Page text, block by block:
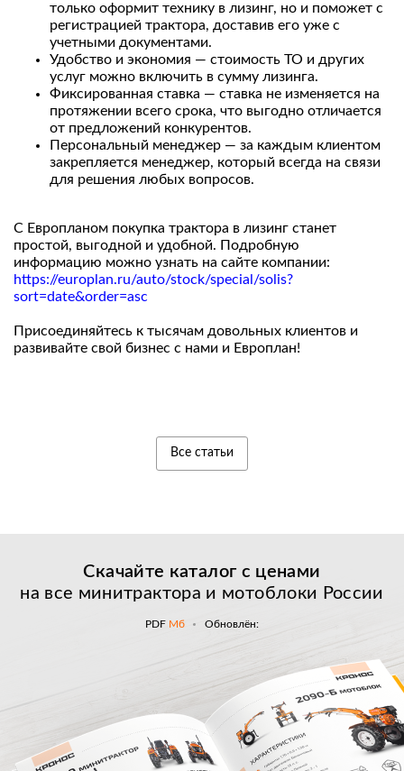
только оформит технику в лизинг, но и поможет с
регистрацией трактора, доставив его уже с
учетными документами.
Удобство и экономия — стоимость ТО и других
услуг можно включить в сумму лизинга.
Фиксированная ставка — ставка не изменяется на
протяжении всего срока, что выгодно отличается
от предложений конкурентов.
Персональный менеджер — за каждым клиентом
закрепляется менеджер, который всегда на связи
для решения любых вопросов.
С Европланом покупка трактора в лизинг станет
простой, выгодной и удобной. Подробную
информацию можно узнать на сайте компании:
https://europlan.ru/auto/stock/special/solis?
sort=date&order=asc
Присоединяйтесь к тысячам довольных клиентов и
развивайте свой бизнес с нами и Европлан!
Все статьи
Скачайте каталог с ценами
на все минитрактора и мотоблоки России
PDF Мб Обновлён: